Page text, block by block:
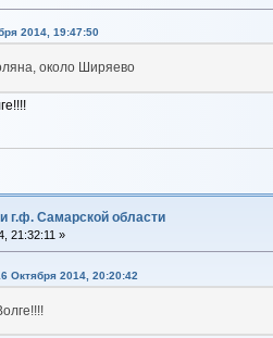
2014, 19:47:50
около Ширяево
г.ф. Самарской области
21:32:11 »
Октября 2014, 20:20:42